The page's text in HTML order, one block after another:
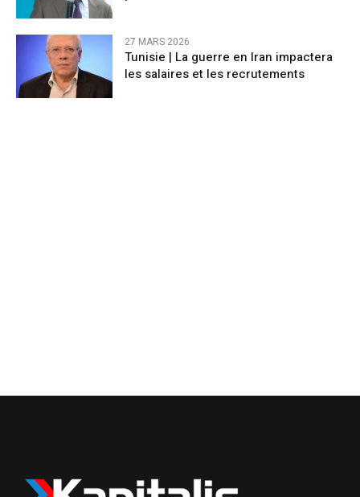
27 MARS 2026
Tunisie | La guerre en Iran impactera
les salaires et les recrutements